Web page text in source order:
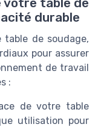
durable
table de soudage,
pour assurer
de travail
:
de votre table
utilisation pour